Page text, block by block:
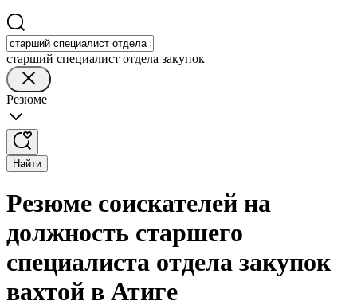
старший специалист отдела закупок
Резюме
Найти
Резюме соискателей на
должность старшего
специалиста отдела закупок
вахтой в Атиге